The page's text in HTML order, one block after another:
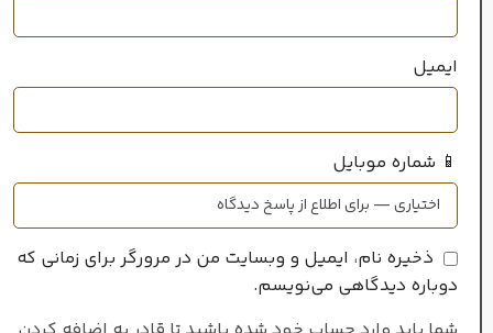
ایمیل
📱 شماره موبایل
ذخیره نام، ایمیل و وبسایت من در مرورگر برای زمانی که
دوباره دیدگاهی می‌نویسم.